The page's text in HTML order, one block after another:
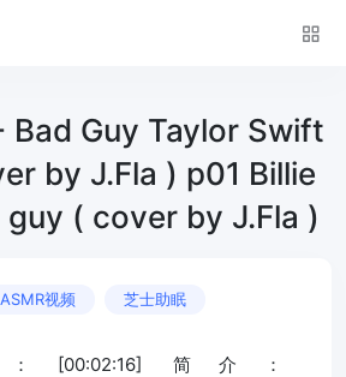
Bad Guy Taylor Swift
by J.Fla ) p01 Billie
( cover by J.Fla )
视频 芝士助眠
[00:02:16] 简介：